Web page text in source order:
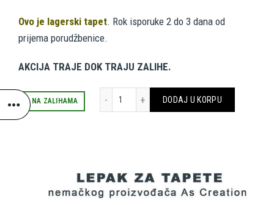
Ovo je lagerski tapet. Rok isporuke 2 do 3 dana od
prijema porudžbenice.
AKCIJA TRAJE DOK TRAJU ZALIHE.
4 NA ZALIHAMA
AS CREATION TAPETE 941721 količina
DODAJ U KORPU